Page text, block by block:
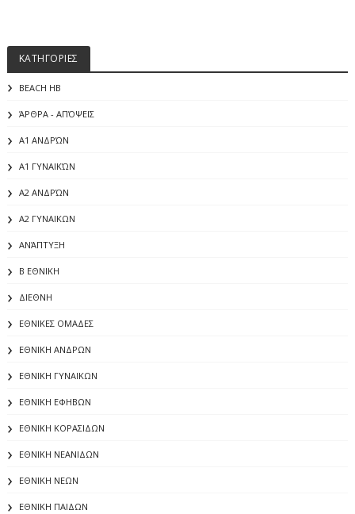
ΚΑΤΗΓΟΡΙΕΣ
BEACH HB
ΆΡΘΡΑ - ΑΠΌΨΕΙΣ
Α1 ΑΝΔΡΏΝ
Α1 ΓΥΝΑΙΚΏΝ
Α2 ΑΝΔΡΏΝ
Α2 ΓΥΝΑΙΚΩΝ
ΑΝΆΠΤΥΞΗ
Β ΕΘΝΙΚΗ
ΔΙΕΘΝΗ
ΕΘΝΙΚΕΣ ΟΜΑΔΕΣ
ΕΘΝΙΚΗ ΑΝΔΡΩΝ
ΕΘΝΙΚΗ ΓΥΝΑΙΚΩΝ
ΕΘΝΙΚΗ ΕΦΗΒΩΝ
ΕΘΝΙΚΗ ΚΟΡΑΣΙΔΩΝ
ΕΘΝΙΚΗ ΝΕΑΝΙΔΩΝ
ΕΘΝΙΚΗ ΝΕΩΝ
ΕΘΝΙΚΗ ΠΑΙΔΩΝ